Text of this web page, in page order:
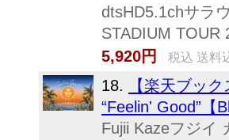
dtsHD5.1chサラ
STADIUM TOUR
5,920円
税込 送料
18.
【楽天ブッ
“Feelin' Good”【
Fujii Kazeフジイ